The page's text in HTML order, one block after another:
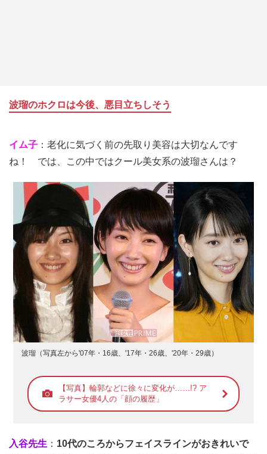
波瑠のホクロは今後、悪目立ちしそう
イム子 ：老化に気づく前の先取り美容は大切なんです
ね！ では、この中ではクール美女系の波瑠さんは？
波瑠（写真左から'07年・16歳、'17年・26歳、'20年・29歳）
【写真】輪郭などに徐々に変化が……!? ア
ラサー女優4人の「顔の履歴」
入谷先生 ： 10代のころからフェイスラインがおきれいで